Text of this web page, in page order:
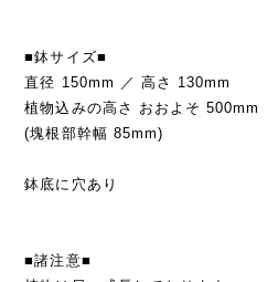
■鉢サイズ■
直径 150mm ／ 高さ 130mm
植物込みの高さ おおよそ 500mm
(塊根部幹幅 85mm)
鉢底に穴あり
■諸注意■